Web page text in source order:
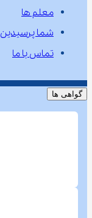
معلم ها
شما پرسیدین
تماس با ما
گواهی ها